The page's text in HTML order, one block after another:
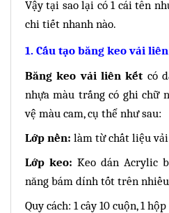
Vậy tại sao lại có 1 cái tên
chi tiết nhanh nào.
1. Cấu tạo băng keo vải
Băng keo vải liên kết có
nhựa màu trắngcó ghi chữ
vệ màu cam, cụ thể như sau:
Lớp nền: làm từ chất liệu
Lớp keo: Keo dán Acrylic
năng bám dính tốt trên
Quy cách: 1 cây 10 cuộn, 1 hộp